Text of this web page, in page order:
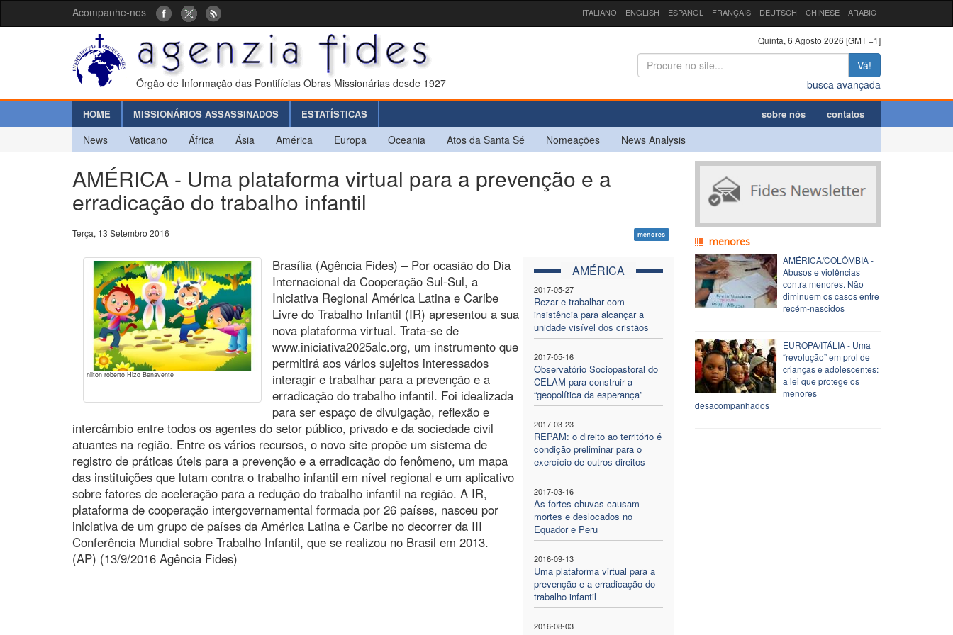
Acompanhe-nos ITALIANO ENGLISH ESPAÑOL FRANÇAIS DEUTSCH CHINESE ARABIC
Órgão de Informação das Pontifícias Obras Missionárias desde 1927
Quinta, 6 Agosto 2026 [GMT +1]
Vá!
busca avançada
HOME MISSIONÁRIOS ASSASSINADOS ESTATÍSTICAS sobre nós contatos
News Vaticano África Ásia América Europa Oceania Atos da Santa Sé Nomeações News Analysis
AMÉRICA - Uma plataforma virtual para a prevenção e a
erradicação do trabalho infantil
Terça, 13 Setembro 2016 menores
nilton roberto Hizo Benavente
AMÉRICA
2017-05-27
Rezar e trabalhar com
insistência para alcançar a
unidade visível dos cristãos
2017-05-16
Observatório Sociopastoral do
CELAM para construir a
“geopolítica da esperança”
2017-03-23
REPAM: o direito ao território é
condição preliminar para o
exercício de outros direitos
2017-03-16
As fortes chuvas causam
mortes e deslocados no
Equador e Peru
2016-09-13
Uma plataforma virtual para a
prevenção e a erradicação do
trabalho infantil
2016-08-03
Brasília (Agência Fides) – Por ocasião do Dia
Internacional da Cooperação Sul-Sul, a
Iniciativa Regional América Latina e Caribe
Livre do Trabalho Infantil (IR) apresentou a sua
nova plataforma virtual. Trata-se de
www.iniciativa2025alc.org, um instrumento que
permitirá aos vários sujeitos interessados
interagir e trabalhar para a prevenção e a
erradicação do trabalho infantil. Foi idealizada
para ser espaço de divulgação, reflexão e
intercâmbio entre todos os agentes do setor público, privado e da sociedade civil
atuantes na região. Entre os vários recursos, o novo site propõe um sistema de
registro de práticas úteis para a prevenção e a erradicação do fenômeno, um mapa
das instituições que lutam contra o trabalho infantil em nível regional e um aplicativo
sobre fatores de aceleração para a redução do trabalho infantil na região. A IR,
plataforma de cooperação intergovernamental formada por 26 países, nasceu por
iniciativa de um grupo de países da América Latina e Caribe no decorrer da III
Conferência Mundial sobre Trabalho Infantil, que se realizou no Brasil em 2013.
(AP) (13/9/2016 Agência Fides)
menores
AMÉRICA/COLÔMBIA -
Abusos e violências
contra menores. Não
diminuem os casos entre
recém-nascidos
EUROPA/ITÁLIA - Uma
“revolução” em prol de
crianças e adolescentes:
a lei que protege os
menores
desacompanhados